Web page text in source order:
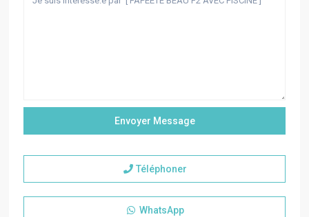
Téléphoner
WhatsApp